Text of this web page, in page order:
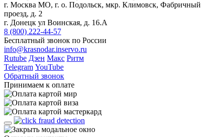
г. Москва МО, г. о. Подольск, мкр. Климовск, Фабричный
проезд, д. 2
г. Донецк ул Воинская, д. 16.А
8 (800) 222-44-57
Бесплатный звонок по России
info@krasnodar.inservo.ru
Rutube Дзен Макс Ритм
Telegram YouTube
Обратный звонок
Принимаем к оплате